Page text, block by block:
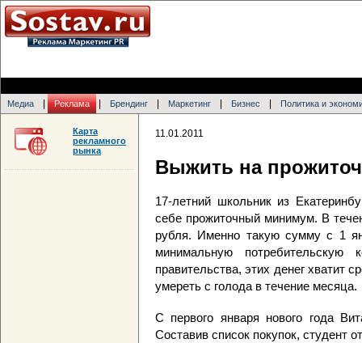
Медиа Реклама Брендинг Маркетинг Бизнес Политика и
11.01.2011
Выжить на
17-летний школьник из
себе прожиточный минимум. В
рубля. Именно такую сумму с 1
минимальную
правительства, этих денег хватит
умереть с голода в течение месяца.
С первого января нового года
Составив список покупок, студент
Карта
рекламного
рынка